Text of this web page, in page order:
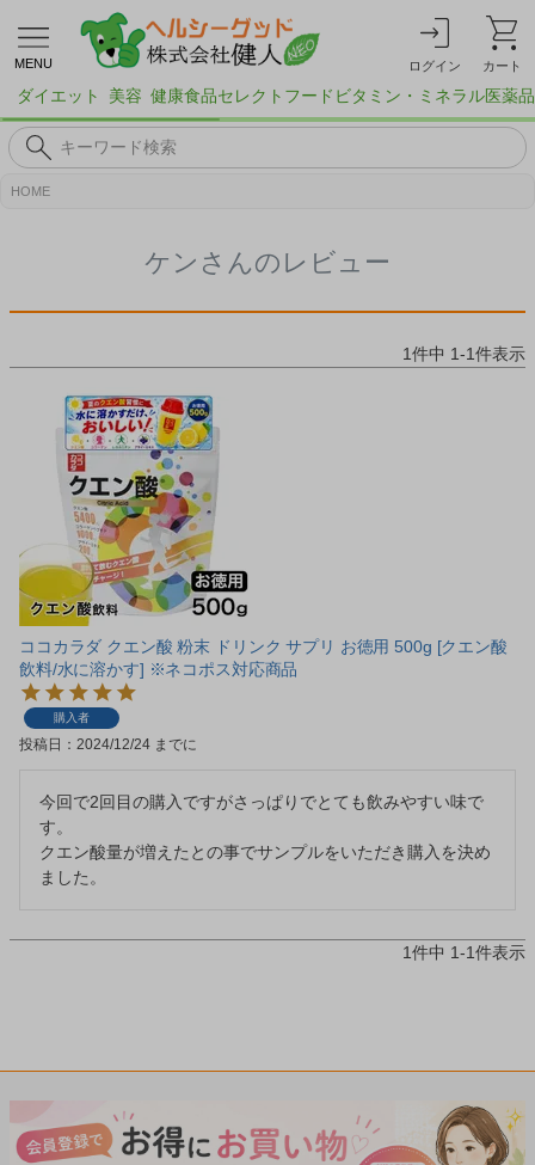
MENU ログイン カート
ダイエット 美容 健康食品セレクトフード ビタミン・ミネラル医薬品
HOME
ケンさんのレビュー
1件中 1-1件表示
ココカラダ クエン酸 粉末 ドリンク サプリ お徳用 500g [クエン酸
飲料/水に溶かす] ※ネコポス対応商品
購入者
投稿日 2024/12/24
今回で2回目の購入ですがさっぱりでとても飲みやすい味で
す。
クエン酸量が増えたとの事でサンプルをいただき購入を決め
ました。
1件中 1-1件表示